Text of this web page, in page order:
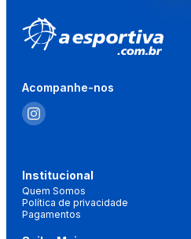
Acompanhe-nos
Institucional
Quem Somos
Política de privacidade
Pagamentos